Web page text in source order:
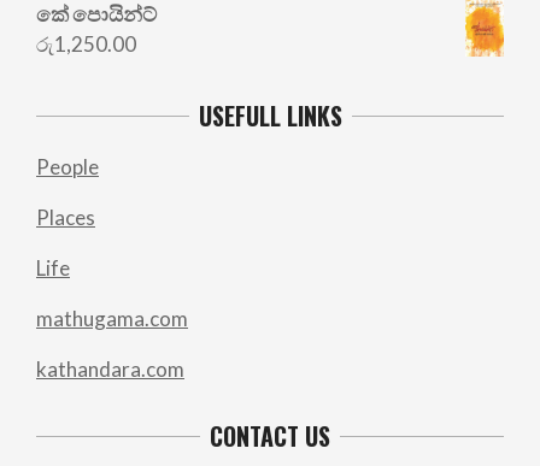
කේ පොයින්ට්
රු1,250.00
USEFULL LINKS
People
Places
Life
mathugama.com
kathandara.com
CONTACT US